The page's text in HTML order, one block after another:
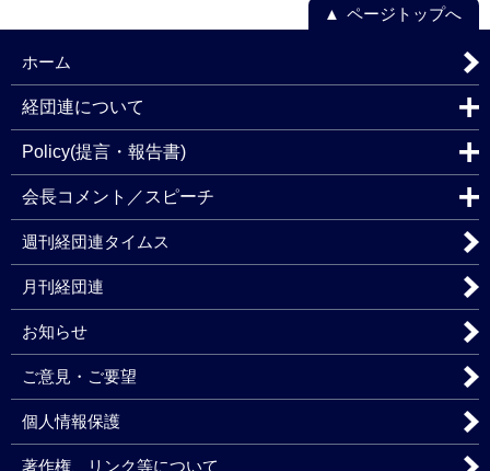
ページトップへ
ホーム
経団連について
Policy(提言・報告書)
会長コメント／スピーチ
週刊経団連タイムス
月刊経団連
お知らせ
ご意見・ご要望
個人情報保護
著作権、リンク等について